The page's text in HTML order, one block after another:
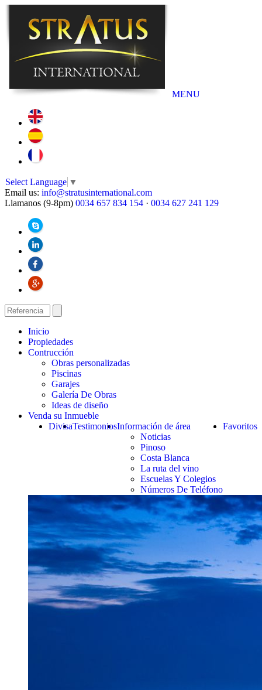
MENU
Select Language ▼
Email us: info@stratusinternational.com
Llamanos (9-8pm) 0034 657 834 154 · 0034 627 241 129
Inicio
Propiedades
Contrucción
Obras personalizadas
Piscinas
Garajes
Galería De Obras
Ideas de diseño
Venda su Inmueble
Favoritos
Información de área
Noticias
Pinoso
Costa Blanca
La ruta del vino
Escuelas Y Colegios
Números De Teléfono
Testimonios
Divisa